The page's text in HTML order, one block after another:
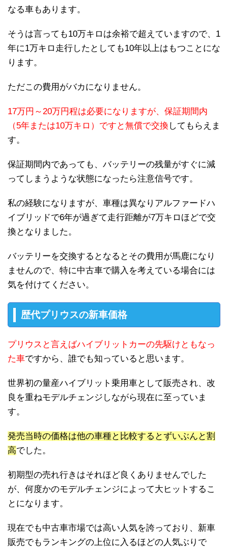
なる車もあります。
そうは言っても10万キロは余裕で超えていますので、1
年に1万キロ走行したとしても10年以上はもつことにな
ります。
ただこの費用がバカになりません。
17万円～20万円程は必要になりますが、保証期間内
（5年または10万キロ）ですと無償で交換 してもらえま
す。
保証期間内であっても、バッテリーの残量がすぐに減
ってしまうような状態になったら注意信号です。
私の経験になりますが、車種は異なりアルファードハ
イブリッドで6年が過ぎて走行距離が7万キロほどで交
換となりました。
バッテリーを交換するとなるとその費用が馬鹿になり
ませんので、特に中古車で購入を考えている場合には
気を付けてください。
歴代プリウスの新車価格
プリウスと言えばハイブリットカーの先駆けともなっ
た車ですから、誰でも知っていると思います。
世界初の量産ハイブリット乗用車として販売され、改
良を重ねモデルチェンジしながら現在に至っていま
す。
発売当時の価格は他の車種と比較するとずいぶんと割
高でした。
初期型の売れ行きはそれほど良くありませんでした
が、何度かのモデルチェンジによって大ヒットするこ
とになります。
現在でも中古車市場では高い人気を誇っており、新車
販売でもランキングの上位に入るほどの人気ぶりで